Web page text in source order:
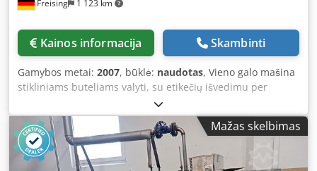
komerciniais pagrindais, išrašoma sąskaita (nurodomas
Kaina: 11 900 EUR, fiksuota kaina, be PVM.
Freising 1 123 km
Kainos informacija Skambinti
Gamybos metai: 2007, būklė: naudotas, Vieno galo mašina
stikliniams buteliams valyti, su etikečių išvedimu per
grandinę. Valymo šarmas šildomas garais. Mašina
(priedas): Vieno galo mašina Dsdpezg I Efsfx Acljkr
Galingumas: 17 000 butelių/val. Mašinos žingsnis:
Grandinės žingsnis: 110 mm Valdymas / kontrolė: Simatic
S7 Svoris: 26 400 kg
Mažas skelbimas